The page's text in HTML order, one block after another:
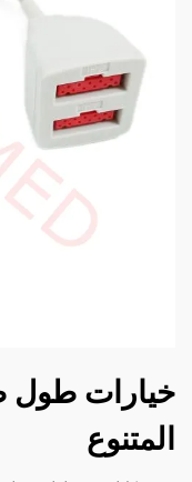
خيارات طول
المتنوع